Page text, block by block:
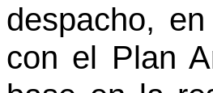
despacho,
con el Plan